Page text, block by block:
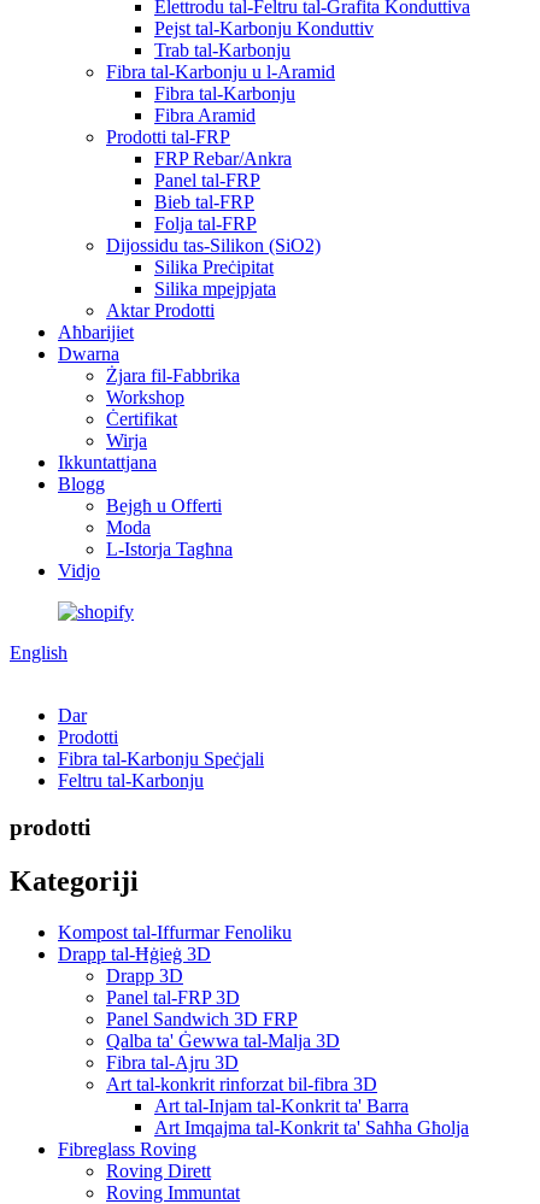
Elettrodu tal-Feltru tal-Grafita Konduttiva
Pejst tal-Karbonju Konduttiv
Trab tal-Karbonju
Fibra tal-Karbonju u l-Aramid
Fibra tal-Karbonju
Fibra Aramid
Prodotti tal-FRP
FRP Rebar/Ankra
Panel tal-FRP
Bieb tal-FRP
Folja tal-FRP
Dijossidu tas-Silikon (SiO2)
Silika Preċipitat
Silika mpejpjata
Aktar Prodotti
Aħbarijiet
Dwarna
Żjara fil-Fabbrika
Workshop
Ċertifikat
Wirja
Ikkuntattjana
Blogg
Bejgħ u Offerti
Moda
L-Istorja Tagħna
Vidjo
English
Dar
Prodotti
Fibra tal-Karbonju Speċjali
Feltru tal-Karbonju
prodotti
Kategoriji
Kompost tal-Iffurmar Fenoliku
Drapp tal-Ħġieġ 3D
Drapp 3D
Panel tal-FRP 3D
Panel Sandwich 3D FRP
Qalba ta' Ġewwa tal-Malja 3D
Fibra tal-Ajru 3D
Art tal-konkrit rinforzat bil-fibra 3D
Art tal-Injam tal-Konkrit ta' Barra
Art Imqajma tal-Konkrit ta' Saħħa Għolja
Fibreglass Roving
Roving Dirett
Roving Immuntat